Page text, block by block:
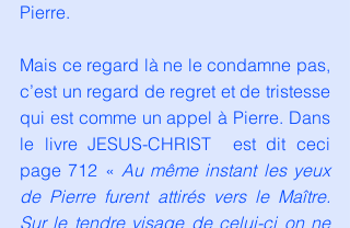
Pierre.
Mais ce regard là ne le condamne pas,
c’est un regard de regret et de tristesse
qui est comme un appel à Pierre. Dans
le livre JESUS-CHRIST
est dit ceci
page 712 « Au même instant les yeux
de Pierre furent attirés vers le Maître.
Sur le tendre visage de celui-ci on ne